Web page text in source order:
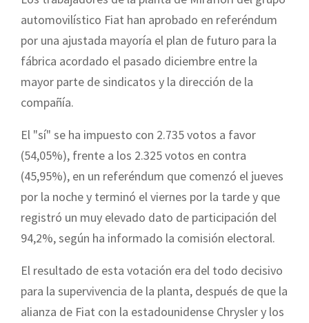
automovilístico Fiat han aprobado en referéndum
por una ajustada mayoría el plan de futuro para la
fábrica acordado el pasado diciembre entre la
mayor parte de sindicatos y la dirección de la
compañía.
El "sí" se ha impuesto con 2.735 votos a favor
(54,05%), frente a los 2.325 votos en contra
(45,95%), en un referéndum que comenzó el jueves
por la noche y terminó el viernes por la tarde y que
registró un muy elevado dato de participación del
94,2%, según ha informado la comisión electoral.
El resultado de esta votación era del todo decisivo
para la supervivencia de la planta, después de que la
alianza de Fiat con la estadounidense Chrysler y los